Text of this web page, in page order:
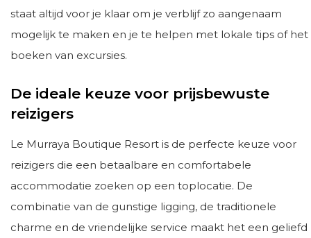
staat altijd voor je klaar om je verblijf zo aangenaam
mogelijk te maken en je te helpen met lokale tips of het
boeken van excursies.
De ideale keuze voor prijsbewuste
reizigers
Le Murraya Boutique Resort is de perfecte keuze voor
reizigers die een betaalbare en comfortabele
accommodatie zoeken op een toplocatie. De
combinatie van de gunstige ligging, de traditionele
charme en de vriendelijke service maakt het een geliefd